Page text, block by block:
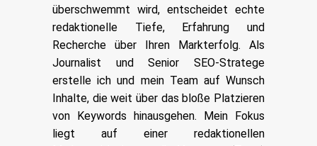
überschwemmt wird, entscheidet echte
redaktionelle Tiefe, Erfahrung und
Recherche über Ihren Markterfolg. Als
Journalist und Senior SEO-Stratege
erstelle ich und mein Team auf Wunsch
Inhalte, die weit über das bloße Platzieren
von Keywords hinausgehen. Mein Fokus
liegt auf einer redaktionellen